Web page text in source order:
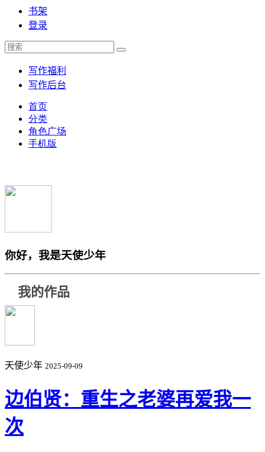
书架
登录
写作福利
写作后台
首页
分类
角色广场
手机版
你好，我是天使少年
我的作品
天使少年 2025-09-09
边伯贤：重生之老婆再爱我一
次